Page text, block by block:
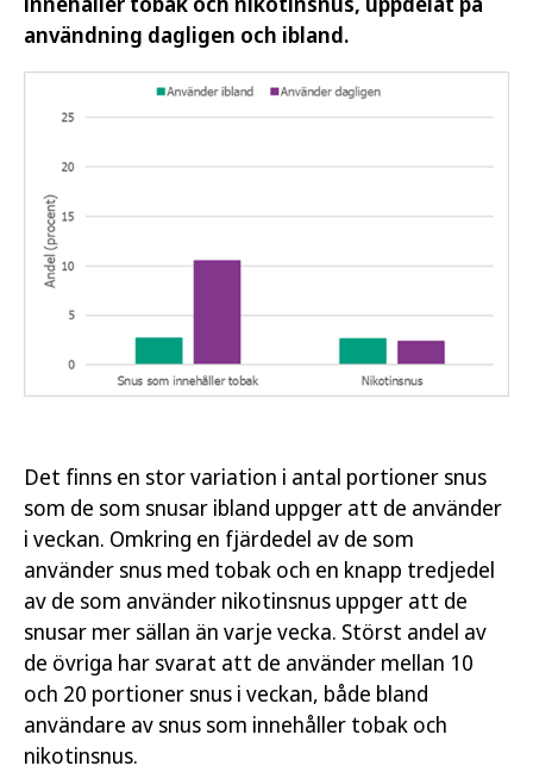
användning dagligen och ibland.
Det finns en stor variation i antal portioner snus
som de som snusar ibland uppger att de använder
i veckan. Omkring en fjärdedel av de som
använder snus med tobak och en knapp tredjedel
av de som använder nikotinsnus uppger att de
snusar mer sällan än varje vecka. Störst andel av
de övriga har svarat att de använder mellan 10
och 20 portioner snus i veckan, både bland
användare av snus som innehåller tobak och
nikotinsnus.